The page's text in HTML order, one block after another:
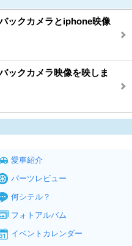
ックカメラとiphone映像
ックカメラ映像を映しま
愛車紹介
パーツレビュー
何シテル？
フォトアルバム
イベントカレンダー